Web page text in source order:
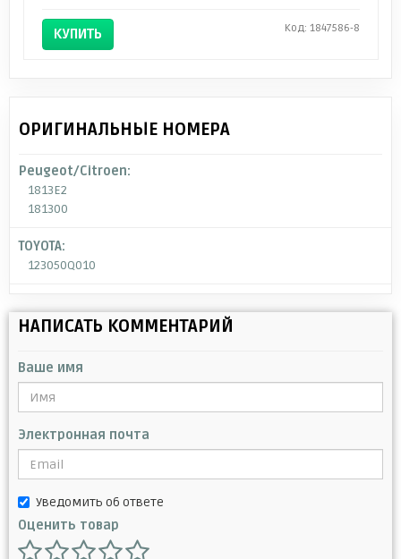
КУПИТЬ Код: 1847586-8
ОРИГИНАЛЬНЫЕ НОМЕРА
Peugeot/Citroen:
1813E2
181300
TOYOTA:
123050Q010
НАПИСАТЬ КОММЕНТАРИЙ
Ваше имя
Электронная почта
Уведомить об ответе
Оценить товар